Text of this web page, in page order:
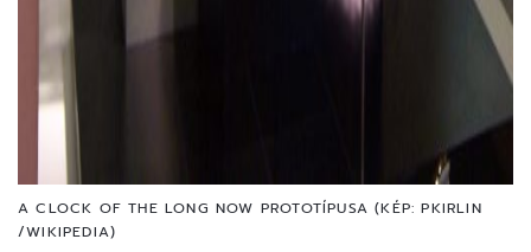
A CLOCK OF THE LONG NOW PROTOTÍPUSA (KÉP: PKIRLIN
/WIKIPEDIA)